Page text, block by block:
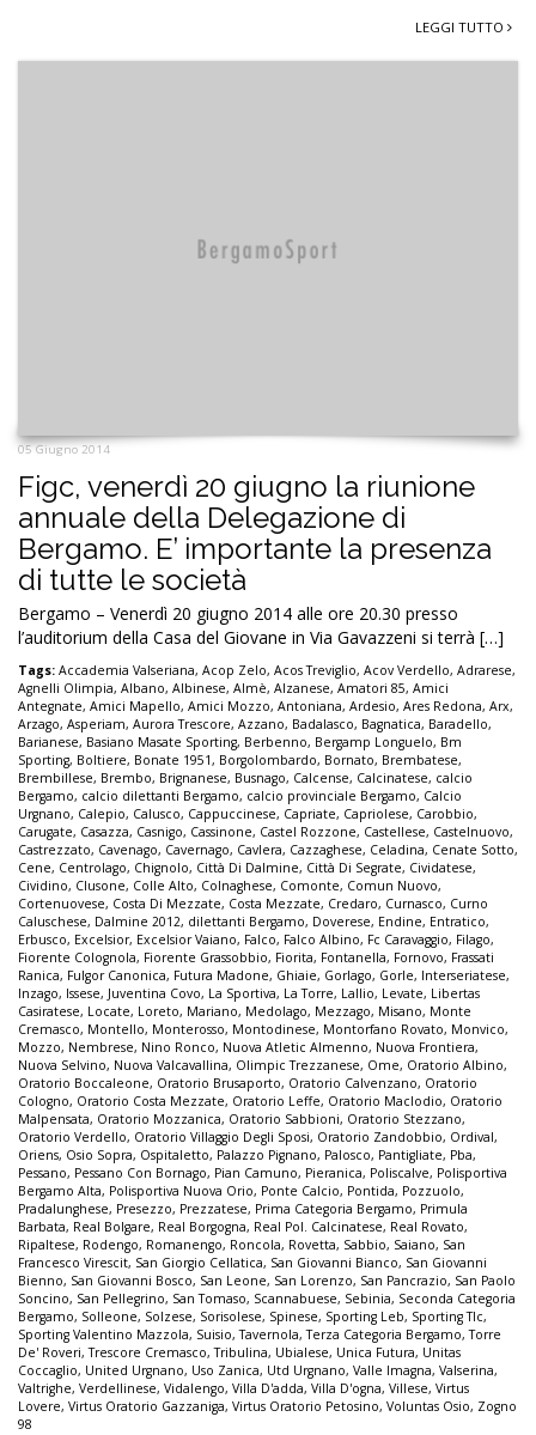
LEGGI TUTTO
05 Giugno 2014
Figc, venerdì 20 giugno la riunione
annuale della Delegazione di
Bergamo. E’ importante la presenza
di tutte le società
Bergamo – Venerdì 20 giugno 2014 alle ore 20.30 presso
l’auditorium della Casa del Giovane in Via Gavazzeni si terrà […]
Tags: Accademia Valseriana, Acop Zelo, Acos Treviglio, Acov Verdello, Adrarese,
Agnelli Olimpia, Albano, Albinese, Almè, Alzanese, Amatori 85, Amici
Antegnate, Amici Mapello, Amici Mozzo, Antoniana, Ardesio, Ares Redona, Arx,
Arzago, Asperiam, Aurora Trescore, Azzano, Badalasco, Bagnatica, Baradello,
Barianese, Basiano Masate Sporting, Berbenno, Bergamp Longuelo, Bm
Sporting, Boltiere, Bonate 1951, Borgolombardo, Bornato, Brembatese,
Brembillese, Brembo, Brignanese, Busnago, Calcense, Calcinatese, calcio
Bergamo, calcio dilettanti Bergamo, calcio provinciale Bergamo, Calcio
Urgnano, Calepio, Calusco, Cappuccinese, Capriate, Capriolese, Carobbio,
Carugate, Casazza, Casnigo, Cassinone, Castel Rozzone, Castellese, Castelnuovo,
Castrezzato, Cavenago, Cavernago, Cavlera, Cazzaghese, Celadina, Cenate Sotto,
Cene, Centrolago, Chignolo, Città Di Dalmine, Città Di Segrate, Cividatese,
Cividino, Clusone, Colle Alto, Colnaghese, Comonte, Comun Nuovo,
Cortenuovese, Costa Di Mezzate, Costa Mezzate, Credaro, Curnasco, Curno
Caluschese, Dalmine 2012, dilettanti Bergamo, Doverese, Endine, Entratico,
Erbusco, Excelsior, Excelsior Vaiano, Falco, Falco Albino, Fc Caravaggio, Filago,
Fiorente Colognola, Fiorente Grassobbio, Fiorita, Fontanella, Fornovo, Frassati
Ranica, Fulgor Canonica, Futura Madone, Ghiaie, Gorlago, Gorle, Interseriatese,
Inzago, Issese, Juventina Covo, La Sportiva, La Torre, Lallio, Levate, Libertas
Casiratese, Locate, Loreto, Mariano, Medolago, Mezzago, Misano, Monte
Cremasco, Montello, Monterosso, Montodinese, Montorfano Rovato, Monvico,
Mozzo, Nembrese, Nino Ronco, Nuova Atletic Almenno, Nuova Frontiera,
Nuova Selvino, Nuova Valcavallina, Olimpic Trezzanese, Ome, Oratorio Albino,
Oratorio Boccaleone, Oratorio Brusaporto, Oratorio Calvenzano, Oratorio
Cologno, Oratorio Costa Mezzate, Oratorio Leffe, Oratorio Maclodio, Oratorio
Malpensata, Oratorio Mozzanica, Oratorio Sabbioni, Oratorio Stezzano,
Oratorio Verdello, Oratorio Villaggio Degli Sposi, Oratorio Zandobbio, Ordival,
Oriens, Osio Sopra, Ospitaletto, Palazzo Pignano, Palosco, Pantigliate, Pba,
Pessano, Pessano Con Bornago, Pian Camuno, Pieranica, Poliscalve, Polisportiva
Bergamo Alta, Polisportiva Nuova Orio, Ponte Calcio, Pontida, Pozzuolo,
Pradalunghese, Presezzo, Prezzatese, Prima Categoria Bergamo, Primula
Barbata, Real Bolgare, Real Borgogna, Real Pol. Calcinatese, Real Rovato,
Ripaltese, Rodengo, Romanengo, Roncola, Rovetta, Sabbio, Saiano, San
Francesco Virescit, San Giorgio Cellatica, San Giovanni Bianco, San Giovanni
Bienno, San Giovanni Bosco, San Leone, San Lorenzo, San Pancrazio, San Paolo
Soncino, San Pellegrino, San Tomaso, Scannabuese, Sebinia, Seconda Categoria
Bergamo, Solleone, Solzese, Sorisolese, Spinese, Sporting Leb, Sporting Tlc,
Sporting Valentino Mazzola, Suisio,Tavernola,Terza Categoria Bergamo,Torre
De' Roveri,Trescore Cremasco,Tribulina, Ubialese, Unica Futura, Unitas
Coccaglio, United Urgnano, Uso Zanica, Utd Urgnano, Valle Imagna, Valserina,
Valtrighe, Verdellinese, Vidalengo, Villa D'adda, Villa D'ogna, Villese, Virtus
Lovere, Virtus Oratorio Gazzaniga, Virtus Oratorio Petosino, Voluntas Osio, Zogno
98